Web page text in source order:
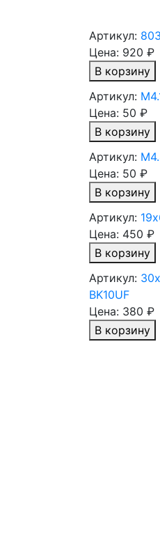
Артикул:
Цена: 920 ₽
В корзину
Артикул:
Цена: 50 ₽
В корзину
Артикул:
Цена: 50 ₽
В корзину
Артикул:
Цена: 450 ₽
В корзину
Артикул:
BK10UF
Цена: 380 ₽
В корзину